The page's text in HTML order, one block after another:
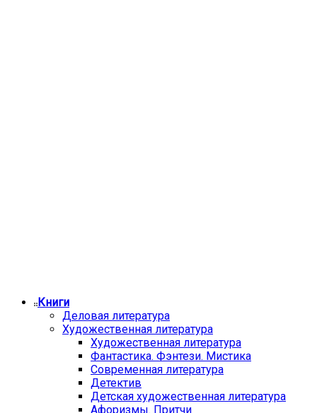
Книги
Деловая литература
Художественная литература
Художественная литература
Фантастика. Фэнтези. Мистика
Современная литература
Детектив
Детская художественная литература
Афоризмы. Притчи